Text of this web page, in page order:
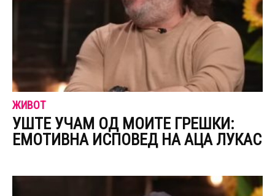
ЖИВОТ
УШТЕ УЧАМ ОД МОИТЕ ГРЕШКИ:
ЕМОТИВНА ИСПОВЕД НА АЦА ЛУКАС